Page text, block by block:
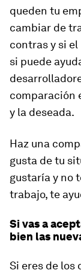
queden tu
cambiar de
contras y si
si puede
comparación
y la deseada.
Haz una
gusta de tu
gustaría y no
trabajo, te
Si vas a
bien las
Si eres de los